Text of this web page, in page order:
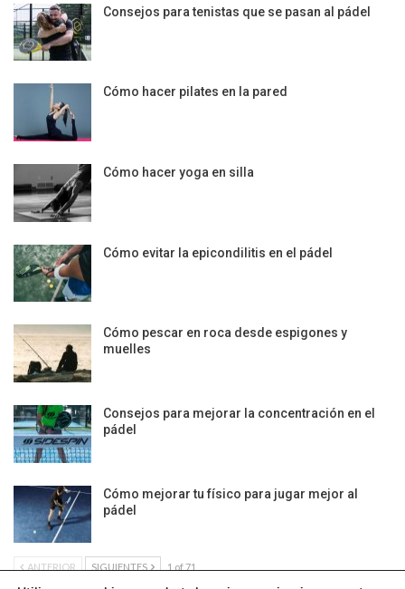
Consejos para tenistas que se pasan al pádel
Cómo hacer pilates en la pared
Cómo hacer yoga en silla
Cómo evitar la epicondilitis en el pádel
Cómo pescar en roca desde espigones y
muelles
Consejos para mejorar la concentración en el
pádel
Cómo mejorar tu físico para jugar mejor al
pádel
ANTERIOR SIGUIENTES 1 of 71